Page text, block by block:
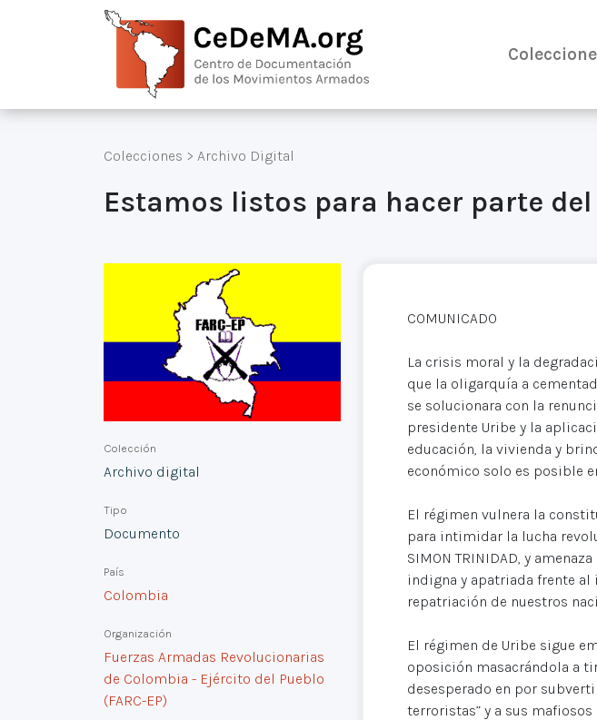
Colecciones > Archivo Digital
Estamos listos para hacer parte
Colección
Archivo digital
Tipo
Documento
País
Colombia
Organización
Fuerzas Armadas Revolucionarias
de Colombia - Ejército del Pueblo
(FARC-EP)
COMUNICADO
La crisis moral y la
que la oligarquía a
se solucionara con la
presidente Uribe y la
educación, la vivienda y
económico solo es posible
El régimen vulnera la
para intimidar la lucha
SIMON TRINIDAD, y
indigna y apatriada frente
repatriación de nuestros
El régimen de Uribe sigue
oposición masacrándola a
desesperado en por
terroristas” y a sus